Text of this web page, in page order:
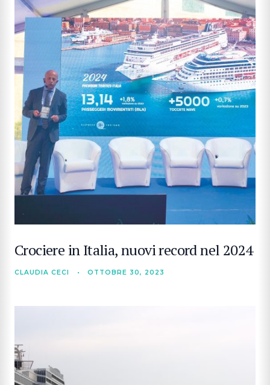
CERCA
Crociere in Italia, nuovi record nel 2024
CLAUDIA CECI • OTTOBRE 30, 2023